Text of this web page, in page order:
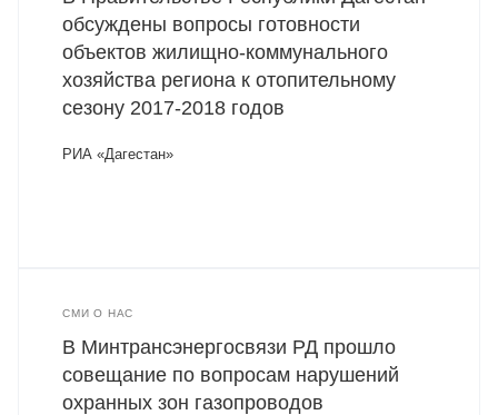
обсуждены вопросы готовности
объектов жилищно-коммунального
хозяйства региона к отопительному
сезону 2017-2018 годов
РИА «Дагестан»
СМИ О НАС
В Минтрансэнергосвязи РД прошло
совещание по вопросам нарушений
охранных зон газопроводов